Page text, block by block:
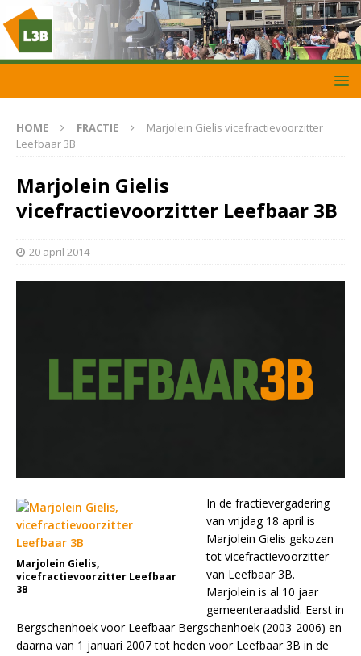
HOME FRACTIE
Marjolein Gielis vicefractievoorzitter
Leefbaar 3B
Marjolein Gielis
vicefractievoorzitter Leefbaar 3B
20 april 2014
Marjolein Gielis,
vicefractievoorzitter Leefbaar
3B
In de fractievergadering
van vrijdag 18 april is
Marjolein Gielis gekozen
tot vicefractievoorzitter
van Leefbaar 3B.
Marjolein is al 10 jaar
gemeenteraadslid. Eerst in
Bergschenhoek voor Leefbaar Bergschenhoek (2003-2006) en
daarna van 1 januari 2007 tot heden voor Leefbaar 3B in de